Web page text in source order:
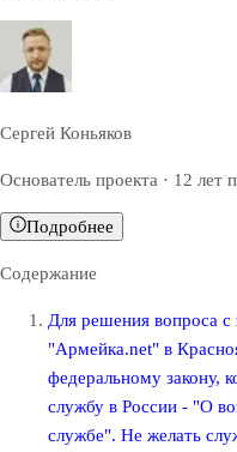
Сергей Коньяков
Основатель проекта · 12 лет
Подробнее
Содержание
Для решения вопроса с
"Армейка.net" в
федеральному закону,
службу в России - "О
службе". Не желать